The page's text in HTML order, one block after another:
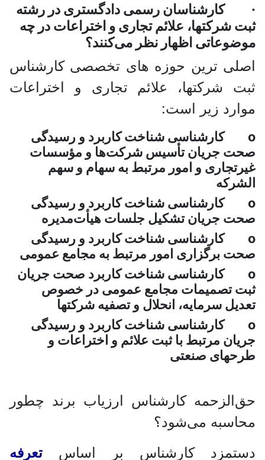
· کارشناسان رسمی دادگستری در رشته
ثبت شرکتها، علائم تجاری و اختراعات در چه
موضوعاتی اظهار نظر می‌کنند؟
اصلی ترین حوزه های تخصصی کارشناس
ثبت شرکتها، علائم تجاری و اختراعات
موارد زیر است:
o کارشناسی شناخت کاربرد و رسیدگی
صحت جریان تأسیس شرکت‌‌ها‌ و مؤسسات
غیرتجاری و امور مرتبط به سهام و سهم
الشرکه
o کارشناسی شناخت کاربرد و رسیدگی
صحت جریان تشکیل جلسات هیأت‌‌مدیره
o کارشناسی شناخت کاربرد و رسیدگی
صحت برگزاری امور مرتبط به مجامع عمومی
o کارشناسی شناخت کاربرد صحت جریان
ثبت تصمیمات مجامع عمومی در خصوص
تعدیل سرمایه، انحلال و تصفیه شرکتها
o کارشناسی شناخت کاربرد و رسیدگی
جریان مرتبط با ثبت علائم و اختراعات و
طرحهای صنعتی
حق‌الزحمه کارشناس ارزیاب برند چطور
محاسبه می‌شود؟
دستمزد کارشناس بر اساس تعرفه